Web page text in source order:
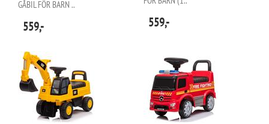
GÅBIL FÖR BARN ..
559,- 559,-